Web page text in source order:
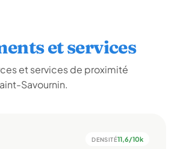
et services
et services de proximité
Savournin.
DENSITÉ11,6/10k